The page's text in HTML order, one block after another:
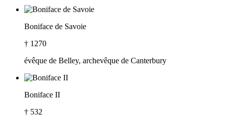
Boniface de Savoie
† 1270
évêque de Belley, archevêque de Canterbury
Boniface II
† 532